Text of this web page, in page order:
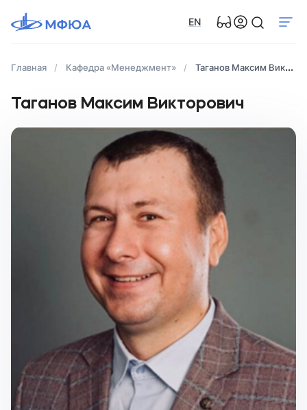
EN
Главная Кафедра «Менеджмент» Таганов Максим Викторович
Таганов Максим Викторович